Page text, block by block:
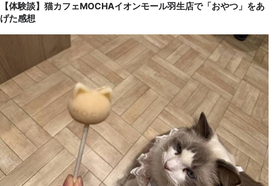
【体験談】猫カフェMOCHAイオンモール羽生店で「おやつ」をあ
げた感想